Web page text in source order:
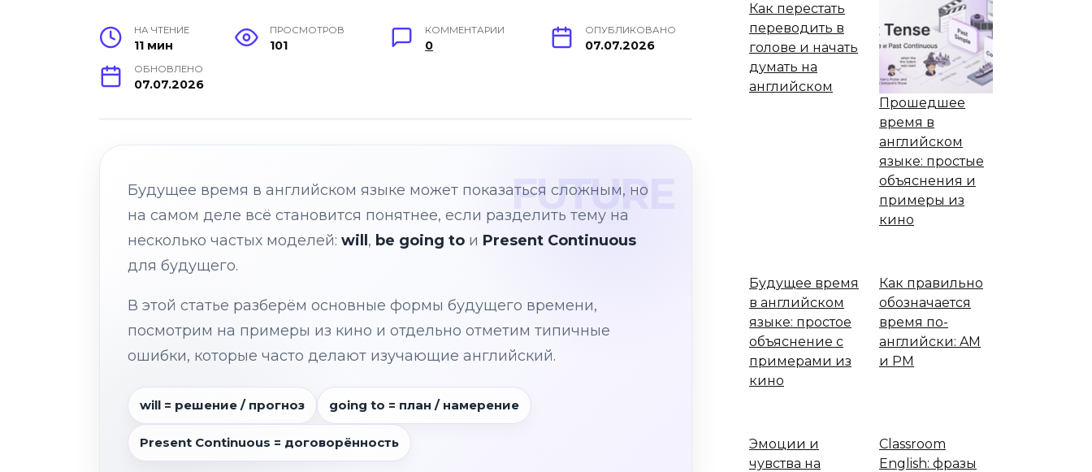
НА ЧТЕНИЕ
11 мин
ПРОСМОТРОВ
101
КОММЕНТАРИИ
0
ОПУБЛИКОВАНО
07.07.2026
ОБНОВЛЕНО
07.07.2026
Будущее время в английском языке может показаться сложным, но
на самом деле всё становится понятнее, если разделить тему на
несколько частых моделей: will , be going to и Present Continuous
для будущего.
В этой статье разберём основные формы будущего времени,
посмотрим на примеры из кино и отдельно отметим типичные
ошибки, которые часто делают изучающие английский.
will = решение / прогноз going to = план / намерение
Present Continuous = договорённость
Как перестать
переводить в
голове и начать
думать на
английском
Прошедшее
время в
английском
языке: простые
объяснения и
примеры из
кино
Будущее время
в английском
языке: простое
объяснение с
примерами из
кино
Как правильно
обозначается
время по-
английски: AM
и PM
Эмоции и
чувства на
Classroom
English: фразы